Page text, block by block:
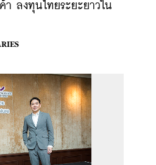
ลงทุนไทยระยะยาวใน